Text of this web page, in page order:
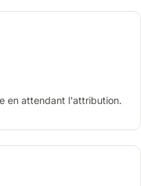
en attendant l'attribution.